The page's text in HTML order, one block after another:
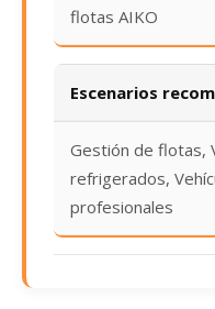
flotas AIKO
Escenarios
Gestión de flotas,
refrigerados,
profesionales